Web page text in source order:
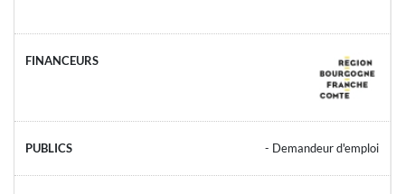
- Demandeur d'emploi